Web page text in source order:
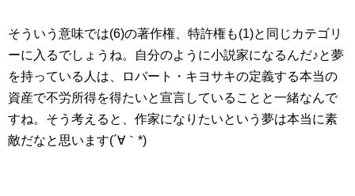
そういう意味では(6)の著作権、特許権も(1)と同じカテゴリ
ーに入るでしょうね。自分のように小説家になるんだ♪と夢
を持っている人は、ロバート・キヨサキの定義する本当の
資産で不労所得を得たいと宣言していることと一緒なんで
すね。そう考えると、作家になりたいという夢は本当に素
敵だなと思います(´∀｀*)